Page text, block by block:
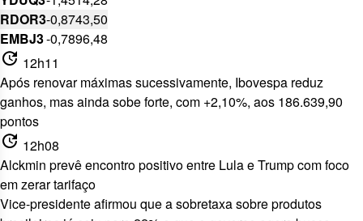
RDOR3-0,8743,50
EMBJ3-0,7896,48
update 12h11
Após renovar máximas sucessivamente, Ibovespa reduz
ganhos, mas ainda sobe forte, com +2,10%, aos 186.639,90
pontos
update 12h08
Alckmin prevê encontro positivo entre Lula e Trump com foco
em zerar tarifaço
Vice-presidente afirmou que a sobretaxasobre produtos